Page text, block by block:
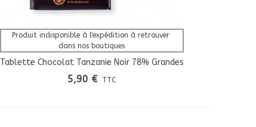
Afficher Plus
Produit indisponible à l'expédition à retrouver
dans nos boutiques
Tablette Chocolat Tanzanie Noir 78% Grandes
Origines
5,90 € TTC